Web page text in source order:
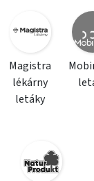
Magistra
lékárny
letáky